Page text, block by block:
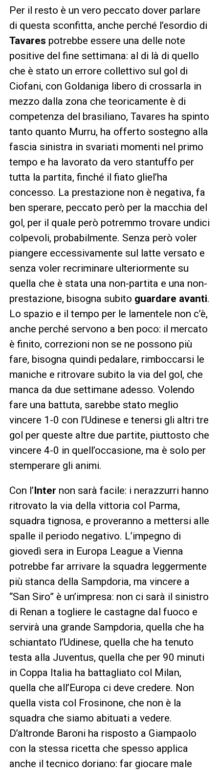
Per il resto è un vero peccato dover parlare
di questa sconfitta, anche perché l’esordio di
Tavares potrebbe essere una delle note
positive del fine settimana: al di là di quello
che è stato un errore collettivo sul gol di
Ciofani, con Goldaniga libero di crossarla in
mezzo dalla zona che teoricamente è di
competenza del brasiliano, Tavares ha spinto
tanto quanto Murru, ha offerto sostegno alla
fascia sinistra in svariati momenti nel primo
tempo e ha lavorato da vero stantuffo per
tutta la partita, finché il fiato gliel’ha
concesso. La prestazione non è negativa, fa
ben sperare, peccato però per la macchia del
gol, per il quale però potremmo trovare undici
colpevoli, probabilmente. Senza però voler
piangere eccessivamente sul latte versato e
senza voler recriminare ulteriormente su
quella che è stata una non-partita e una non-
prestazione, bisogna subito guardare avanti.
Lo spazio e il tempo per le lamentele non c’è,
anche perché servono a ben poco: il mercato
è finito, correzioni non se ne possono più
fare, bisogna quindi pedalare, rimboccarsi le
maniche e ritrovare subito la via del gol, che
manca da due settimane adesso. Volendo
fare una battuta, sarebbe stato meglio
vincere 1-0 con l’Udinese e tenersi gli altri tre
gol per queste altre due partite, piuttosto che
vincere 4-0 in quell’occasione, ma è solo per
stemperare gli animi.
Con l’Inter non sarà facile: i nerazzurri hanno
ritrovato la via della vittoria col Parma,
squadra tignosa, e proveranno a mettersi alle
spalle il periodo negativo. L’impegno di
giovedì sera in Europa League a Vienna
potrebbe far arrivare la squadra leggermente
più stanca della Sampdoria, ma vincere a
“San Siro” è un’impresa: non ci sarà il sinistro
di Renan a togliere le castagne dal fuoco e
servirà una grande Sampdoria, quella che ha
schiantato l’Udinese, quella che ha tenuto
testa alla Juventus, quella che per 90 minuti
in Coppa Italia ha battagliato col Milan,
quella che all’Europa ci deve credere. Non
quella vista col Frosinone, che non è la
squadra che siamo abituati a vedere.
D’altronde Baroni ha risposto a Giampaolo
con la stessa ricetta che spesso applica
anche il tecnico doriano: far giocare male